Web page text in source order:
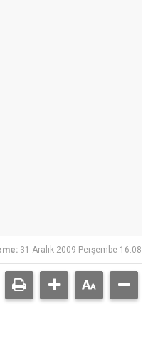
31 Aralık 2009 Perşembe 16:08